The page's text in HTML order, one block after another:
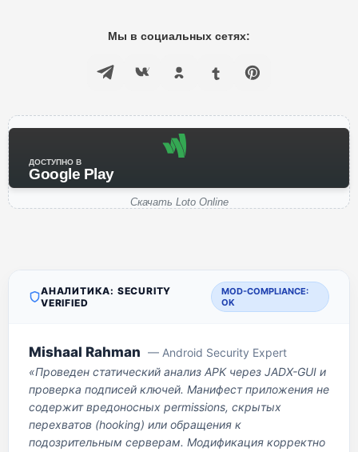
Мы в социальных сетях:
ДОСТУПНО В
Google Play
Скачать Loto Online
АНАЛИТИКА: SECURITY
VERIFIED
MOD-COMPLIANCE:
OK
Mishaal Rahman — Android Security Expert
«Проведен статический анализ APK через JADX-GUI и
проверка подписей ключей. Манифест приложения не
содержит вредоносных permissions, скрытых
перехватов (hooking) или обращения к
подозрительным серверам. Модификация корректно